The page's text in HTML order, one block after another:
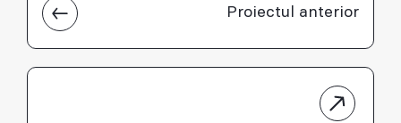
Proiectul anterior